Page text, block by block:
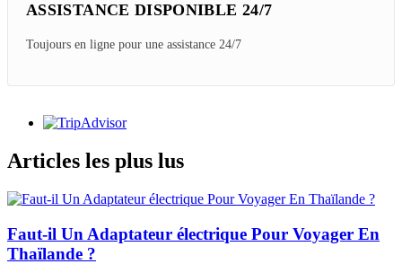
ASSISTANCE DISPONIBLE 24/7
Toujours en ligne pour une assistance 24/7
Articles les plus lus
Faut-il Un Adaptateur électrique Pour Voyager En
Thaïlande ?